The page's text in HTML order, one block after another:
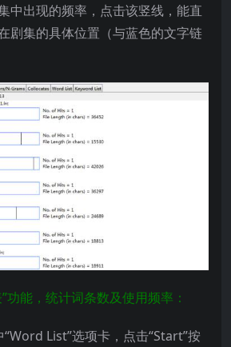
中出现的频率，点击该竖线，能直
剧集的具体位置（与蓝色的文字链
功能，统计词条数及使用频率：
List”选项卡，点击“Start”按